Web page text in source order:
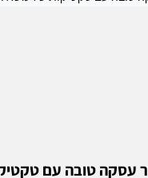
עסקה טובה עם